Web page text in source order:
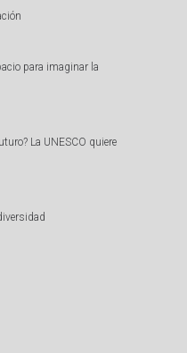
para imaginar la
La UNESCO quiere